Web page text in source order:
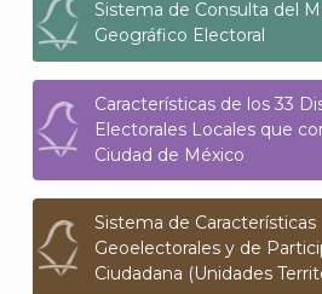
Sistema de Consulta del
Geográfico Electoral
Características de los 33
Electorales Locales que
Ciudad de México
Sistema de Características
Geoelectorales y de
Ciudadana (Unidades